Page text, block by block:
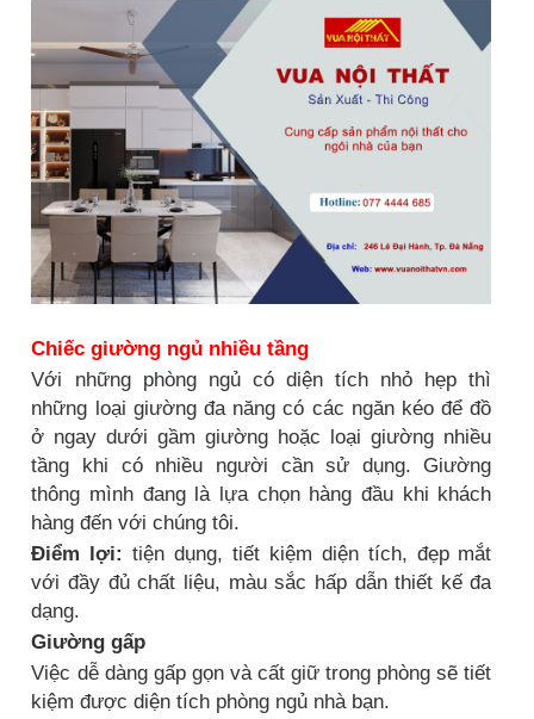
Chiếc giường ngủ nhiều tầng
Với những phòng ngủ có diện tích nhỏ hẹp thì
những loại giường đa năng có các ngăn kéo để đồ
ở ngay dưới gầm giường hoặc loại giường nhiều
tầng khi có nhiều người cần sử dụng. Giường
thông mình đang là lựa chọn hàng đầu khi khách
hàng đến với chúng tôi.
Điểm lợi:tiện dụng, tiết kiệm diện tích, đẹp mắt
với đầy đủ chất liệu, màu sắc hấp dẫn thiết kế đa
dạng.
Giường gấp
Việc dễ dàng gấp gọn và cất giữ trong phòng sẽ tiết
kiệm được diện tích phòng ngủ nhà bạn.